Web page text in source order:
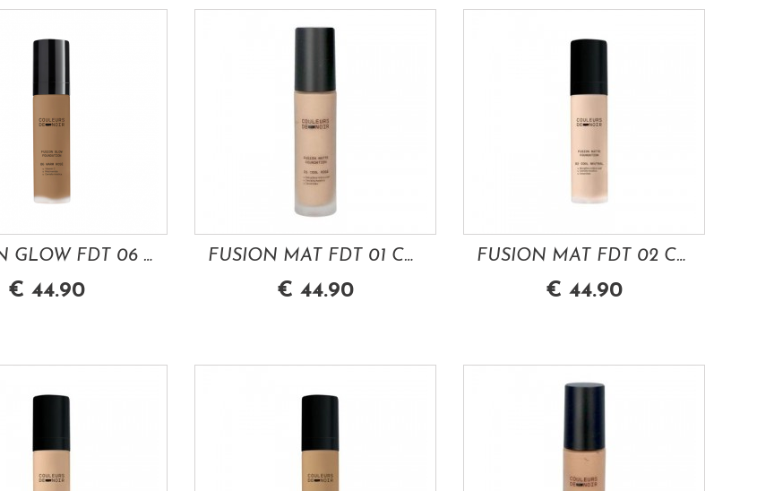
FUSION GLOW FDT 06 WARM ROSE 30 ML LES...
€ 44.90
FUSION MAT FDT 01 COOL ROSE 30 ML LES...
€ 44.90
FUSION MAT FDT 02 COOL NEUTRAL 30 ML LES...
€ 44.90